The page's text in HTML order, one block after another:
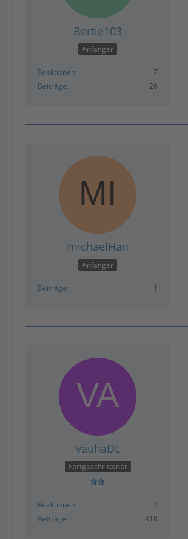
Bertie103
Anfänger
Reaktionen
7
Beiträge
26
michaelHan
Anfänger
Beiträge 1
vauhaDL
Fortgeschrittener
Reaktionen
7
Beiträge
418